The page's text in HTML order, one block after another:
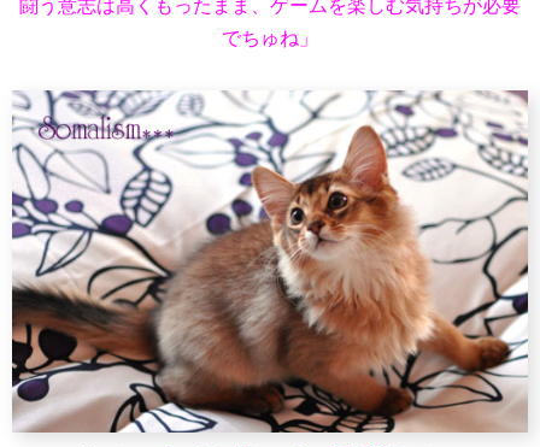
闘う意志は高くもったまま、ゲームを楽しむ気持ちが必要
でちゅね」